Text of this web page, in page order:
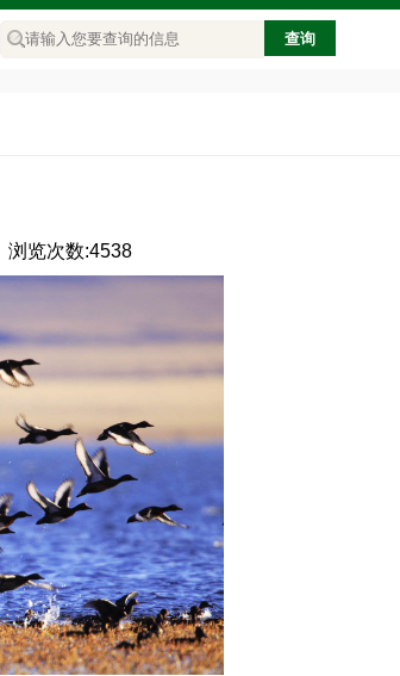
浏览次数:4538